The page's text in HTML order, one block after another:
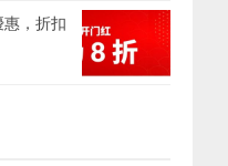
，折扣